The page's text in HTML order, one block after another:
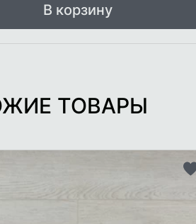
В корзину
ТОВАРЫ